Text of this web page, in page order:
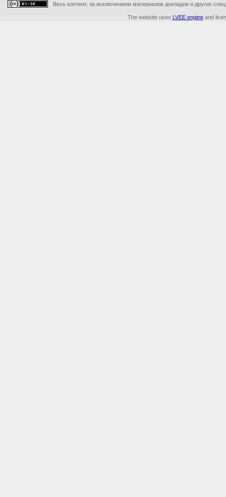
Весь контент, за исключением материалов докладов и других
The website uses LVEE engineand